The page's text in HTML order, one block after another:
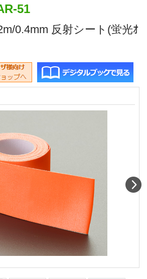
51
0.4mm 反射シート(蛍光ｵ